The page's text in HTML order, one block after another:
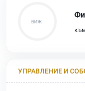
УПРАВЛЕНИЕ И